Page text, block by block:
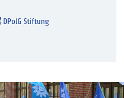
DPolG Stiftung